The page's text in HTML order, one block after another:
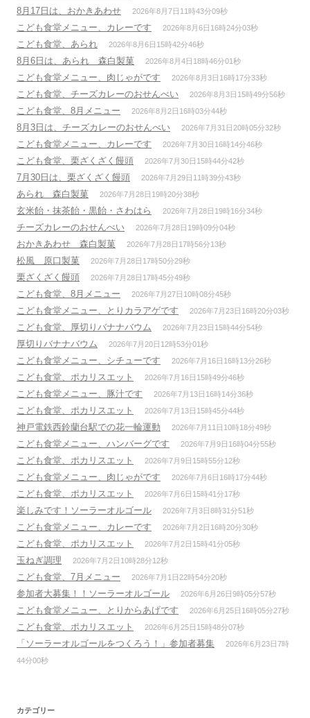
8月17日は、おかきあわせ 2026年8月7日11時43分09秒
こども食堂メニュー、カレーです 2026年8月6日16時24分03秒
こども食堂、あられ 2026年8月6日15時42分46秒
8月6日は、あられ 森白製菓 2026年8月4日18時46分01秒
こども食堂メニュー、肉じゃがです 2026年8月3日16時17分33秒
こども食堂、チーズカレーのおせんべい 2026年8月3日15時49分56秒
こども食堂、8月メニュー 2026年8月2日16時03分44秒
8月3日は、チーズカレーのおせんべい 2026年7月31日20時05分32秒
こども食堂メニュー、カレーです 2026年7月30日16時14分46秒
こども食堂、栗ざくざく饅頭 2026年7月30日15時44分42秒
7月30日は、栗ざくざく饅頭 2026年7月29日11時39分43秒
あられ 森白製菓 2026年7月28日19時20分38秒
玄米飴・抹茶飴・黒飴・さわはら 2026年7月28日19時16分34秒
チーズカレーのおせんべい 2026年7月28日19時09分04秒
おかきあわせ 森白製菓 2026年7月28日17時56分13秒
松風 原口製菓 2026年7月28日17時50分29秒
栗ざくざく饅頭 2026年7月28日17時45分49秒
こども食堂、8月メニュー 2026年7月27日10時08分45秒
こども食堂メニュー、とりカラアゲです 2026年7月23日16時20分03秒
こども食堂、厚切りバナナバウム 2026年7月23日15時44分54秒
厚切りバナナバウム 2026年7月20日12時53分01秒
こども食堂メニュー、シチューです 2026年7月16日16時13分26秒
こども食堂、ポカリスエット 2026年7月16日15時49分46秒
こども食堂メニュー、豚汁です 2026年7月13日16時14分36秒
こども食堂、ポカリスエット 2026年7月13日15時45分44秒
神戸電鉄西鈴蘭台駅での花一輪運動 2026年7月11日10時18分49秒
こども食堂メニュー、ハンバーグです 2026年7月9日16時04分55秒
こども食堂、ポカリスエット 2026年7月9日15時55分12秒
こども食堂メニュー、肉じゃがです 2026年7月6日16時17分44秒
こども食堂、ポカリスエット 2026年7月6日15時41分17秒
楽しみです！ソーラーオルゴール 2026年7月3日8時31分51秒
こども食堂メニュー、カレーです 2026年7月2日16時20分30秒
こども食堂、ポカリスエット 2026年7月2日15時41分05秒
玉ねぎ調理 2026年7月2日10時28分12秒
こども食堂、7月メニュー 2026年7月1日22時54分20秒
参加者大募集！！ソーラーオルゴール 2026年6月26日9時05分57秒
こども食堂メニュー、とりからあげです 2026年6月25日16時05分27秒
こども食堂、ポカリスエット 2026年6月25日15時48分07秒
「ソーラーオルゴールをつくろう！」参加者募集
2026年6月23日7時
44分00秒
カテゴリー